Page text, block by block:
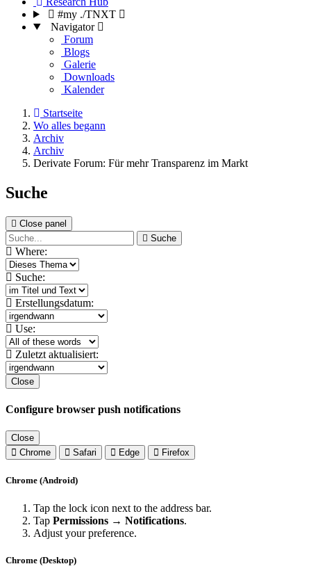
#my ./TNXT
Navigator
Forum
Blogs
Galerie
Downloads
Kalender
Startseite
Wo alles begann
Archiv
Archiv
Derivate Forum: Für mehr Transparenz im Markt
Suche
Close panel
Suche
Where:
Suche:
Erstellungsdatum:
Use:
Zuletzt aktualisiert:
Close
Configure browser push notifications
Close
Chrome
Safari Edge Firefox
Chrome (Android)
Tap the lock icon next to the address bar.
Tap Permissions → Notifications.
Adjust your preference.
Chrome (Desktop)